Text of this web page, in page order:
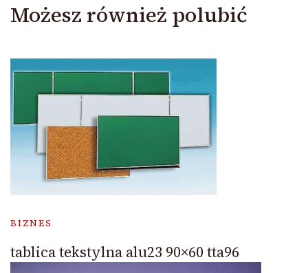
Możesz również polubić
BIZNES
tablica tekstylna alu23 90×60 tta96